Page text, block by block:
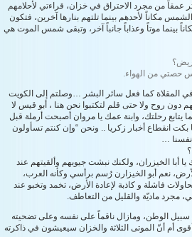
عمقاً من مجرد الاحتراق في خزان، قراءتي لأحلامهم
مكاناً لأحدهم بينما تلتهم بنارها آخرين، فتكون
بينما موتاً وعذاباً جانباً آخر، وتبقى شمس الموت هي
حصتي من الهواء.
المقلاة كما فعل سائر البشر …وصلتم إلى الكويت
دون روح ولا حتى قلم لتكتبوا نحن هنا ، أبو قيس لا
رحلتك، وابنة عمك يا مروان أصبحت أرملة قبل
انقطاع أخبار زكريا .. ونحن “وإن كنتم تسأولون
…
أبا الخيزران، ولكنك نبشت جيوبهم وألقيتهم عند
نعم أبو الخيزارن رُسم برأسي وكأنه العرب،
فاشلة و كاذبة لإعادة الأرض، تخمد وتخبو عند
مجرد ماديّة والقليل من التعاطف.
الوطن، ومازال ناقماً على نفسه وعلى تضحيته
أم أنّ الموتى الثلاثة والخزان سيعيشون في ذاكرته